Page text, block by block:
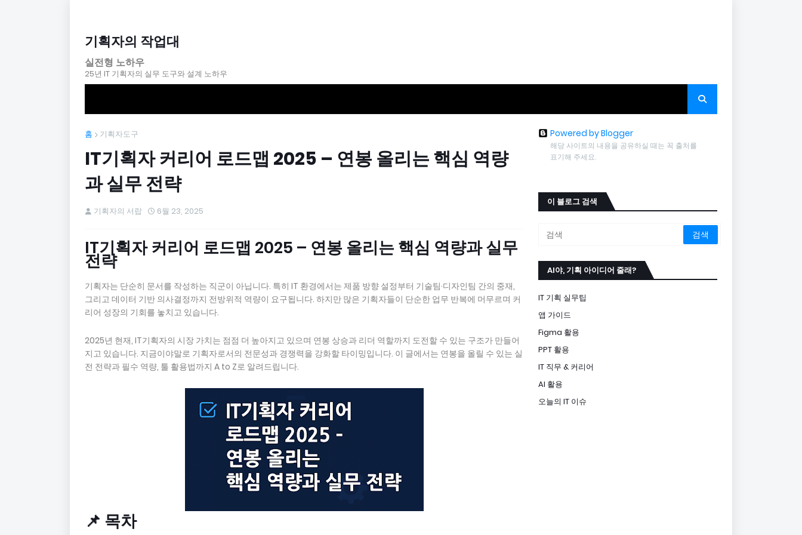
기획자의 작업대
실전형 노하우
25년 IT 기획자의 실무 도구와 설계 노하우
홈 기획자도구
IT기획자 커리어 로드맵 2025 – 연봉 올리는 핵심 역량
과 실무 전략
기획자의 서랍 6월 23, 2025
IT기획자 커리어 로드맵 2025 – 연봉 올리는 핵심 역량과 실무
전략
기획자는 단순히 문서를 작성하는 직군이 아닙니다. 특히 IT 환경에서는 제품 방향 설정부터 기술팀·디자인팀 간의 중재,
그리고 데이터 기반 의사결정까지 전방위적 역량이 요구됩니다. 하지만 많은 기획자들이 단순한 업무 반복에 머무르며 커
리어 성장의 기회를 놓치고 있습니다.
2025년 현재, IT기획자의 시장 가치는 점점 더 높아지고 있으며 연봉 상승과 리더 역할까지 도전할 수 있는 구조가 만들어
지고 있습니다. 지금이야말로 기획자로서의 전문성과 경쟁력을 강화할 타이밍입니다. 이 글에서는 연봉을 올릴 수 있는 실
전 전략과 필수 역량, 툴 활용법까지 A to Z로 알려드립니다.
📌 목차
Powered by Blogger
해당 사이트의 내용을 공유하실 때는 꼭 출처를
표기해 주세요.
이 블로그 검색
AI야, 기획 아이디어 줄래?
IT 기획 실무팁
앱 가이드
Figma 활용
PPT 활용
IT 직무 & 커리어
AI 활용
오늘의 IT 이슈